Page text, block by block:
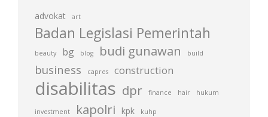
advokat art
Badan Legislasi Pemerintah
beauty bg blog budi gunawan build
business capres construction
disabilitas dpr finance hair hukum
investment kapolri kpk kuhp